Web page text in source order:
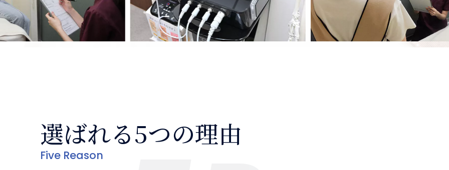
6月平日限定クーポンについて！
【マッサージ＋下半身ストレッチ】
選ばれる5つの理由
Five Reason